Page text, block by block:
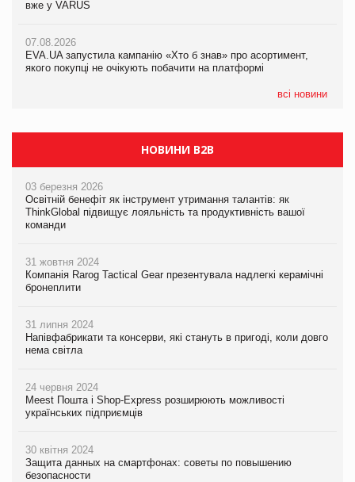
вже у VARUS
07.08.2026
EVA.UA запустила кампанію «Хто б знав» про асортимент,
якого покупці не очікують побачити на платформі
всі новини
вже у VARUS
07.08.2026
EVA.UA запустила кампанію «Хто б знав» про асортимент,
якого покупці не очікують побачити на платформі
НОВИНИ B2B
03 березня 2026
Освітній бенефіт як інструмент утримання талантів: як
ThinkGlobal підвищує лояльність та продуктивність вашої
команди
31 жовтня 2024
Компанія Rarog Tactical Gear презентувала надлегкі керамічні
бронеплити
31 липня 2024
Напівфабрикати та консерви, які стануть в пригоді, коли довго
нема світла
24 червня 2024
Meest Пошта і Shop-Express розширюють можливості
українських підприємців
30 квітня 2024
Защита данных на смартфонах: советы по повышению
безопасности